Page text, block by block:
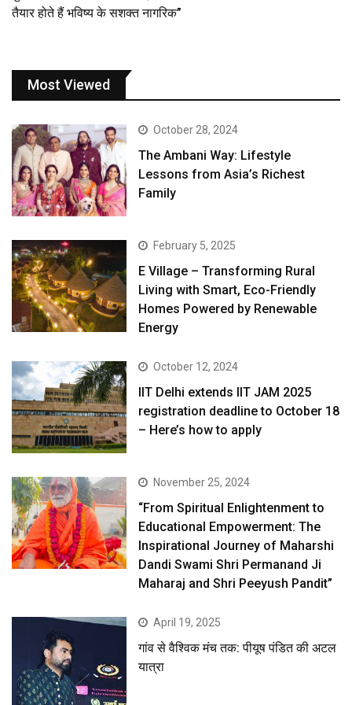
तैयार होते हैं भविष्य के सशक्त नागरिक”
Most Viewed
October 28, 2024
The Ambani Way: Lifestyle
Lessons from Asia’s Richest
Family
February 5, 2025
E Village – Transforming Rural
Living with Smart, Eco-Friendly
Homes Powered by Renewable
Energy
October 12, 2024
IIT Delhi extends IIT JAM 2025
registration deadline to October 18
– Here’s how to apply
November 25, 2024
“From Spiritual Enlightenment to
Educational Empowerment: The
Inspirational Journey of Maharshi
Dandi Swami Shri Permanand Ji
Maharaj and Shri Peeyush Pandit”
April 19, 2025
गांव से वैश्विक मंच तक: पीयूष पंडित की अटल
यात्रा